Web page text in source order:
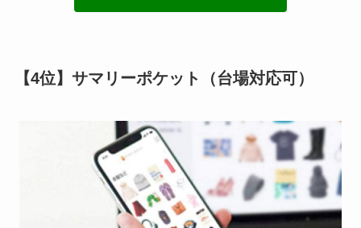
【4位】サマリーポケット（台場対応可）